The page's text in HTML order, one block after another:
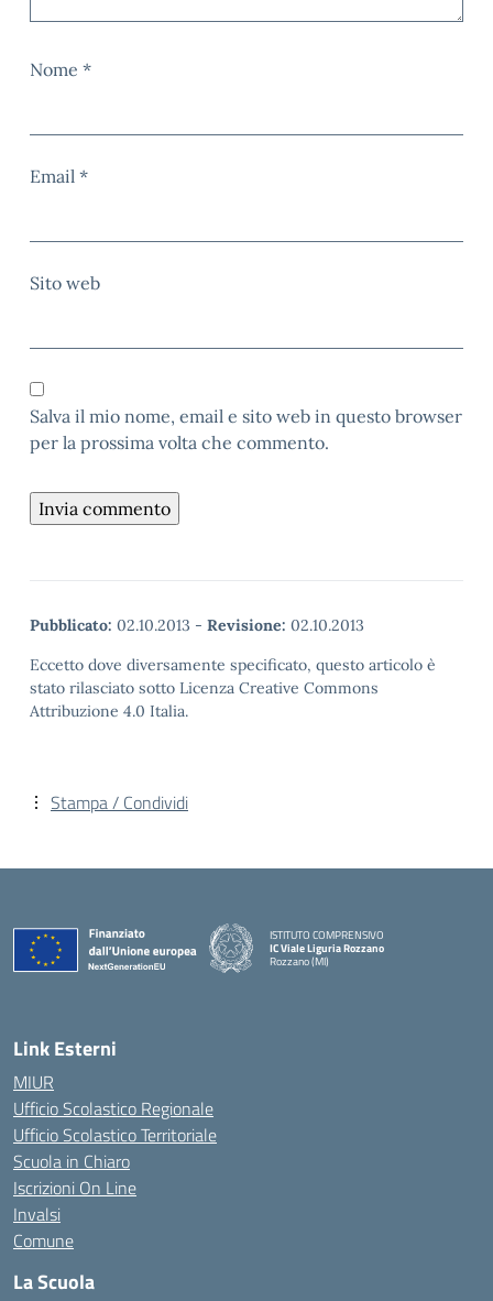
Nome *
Email *
Sito web
Salva il mio nome, email e sito web in questo browser
per la prossima volta che commento.
Pubblicato: 02.10.2013 - Revisione: 02.10.2013
Eccetto dove diversamente specificato, questo articolo è
stato rilasciato sotto Licenza Creative Commons
Attribuzione 4.0 Italia.
Stampa / Condividi
ISTITUTO COMPRENSIVO
IC Viale Liguria Rozzano
Rozzano (MI)
Link Esterni
MIUR
Ufficio Scolastico Regionale
Ufficio Scolastico Territoriale
Scuola in Chiaro
Iscrizioni On Line
Invalsi
Comune
La Scuola